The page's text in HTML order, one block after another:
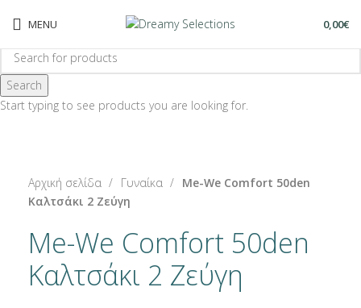
MENU 0,00€
-11%
-11%
Αρχική σελίδα Γυναίκα
Me-We Comfort 50den
Καλτσάκι 2 Ζεύγη
Me-We Comfort 50den
Καλτσάκι 2 Ζεύγη
Search
Start typing to see products you are looking for.